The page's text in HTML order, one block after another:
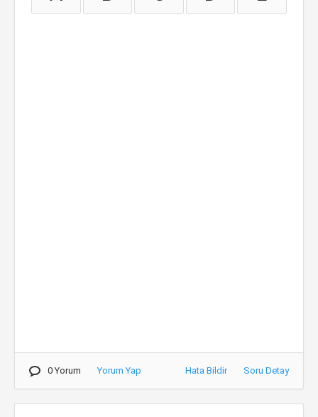
0 Yorum Yorum Yap Hata Bildir Soru Detay